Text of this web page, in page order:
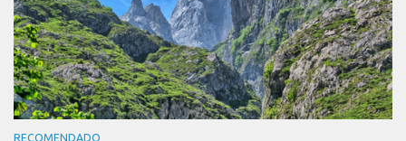
RECOMENDADO